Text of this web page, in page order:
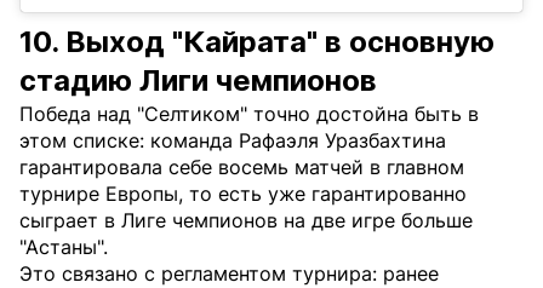
10. Выход "Кайрата" в основную
стадию Лиги чемпионов
Победа над "Селтиком" точно достойна быть в
этом списке: команда Рафаэля Уразбахтина
гарантировала себе восемь матчей в главном
турнире Европы, то есть уже гарантированно
сыграет в Лиге чемпионов на две игре больше
"Астаны".
Это связано с регламентом турнира: ранее